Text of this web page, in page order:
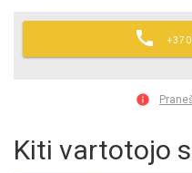


Kiti vartotojo